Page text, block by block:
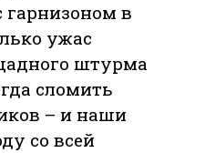
гарнизоном в
ужас
штурма
сломить
– и наши
со всей